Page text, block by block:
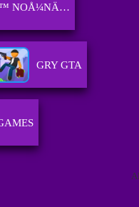
NOÅ¼NÄ…
GRY GTA